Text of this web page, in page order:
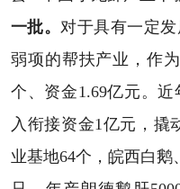
一批。 对于具有一定
弱项的帮扶产业，作
个、资金1.69亿元。
入衔接资金1亿元，撬
业基地64个，皖西白